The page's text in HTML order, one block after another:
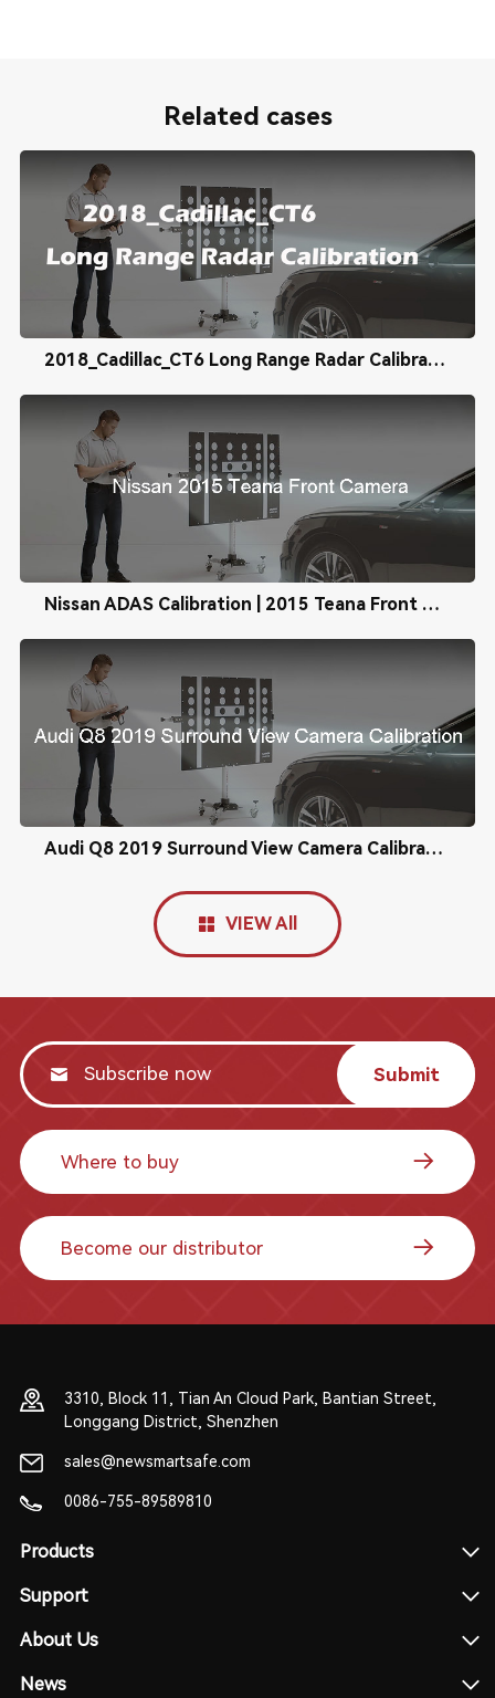
Related cases
2018_Cadillac_CT6 Long Range Radar Calibration
Nissan ADAS Calibration | 2015 Teana Front Camera Calibration
Audi Q8 2019 Surround View Camera Calibration
VIEW All
Submit
Where to buy
Become our distributor
3310, Block 11, Tian An Cloud Park, Bantian Street,
Longgang District, Shenzhen
sales@newsmartsafe.com
0086-755-89589810
Products
Support
About Us
News